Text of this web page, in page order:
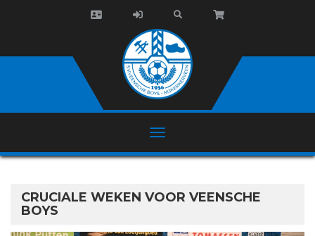
CRUCIALE WEKEN VOOR VEENSCHE
BOYS